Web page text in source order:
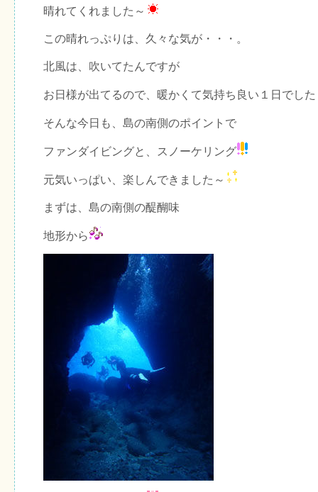
晴れてくれました～
この晴れっぷりは、久々な気が・・・。
北風は、吹いてたんですが
お日様が出てるので、暖かくて気持ち良い１日でした
そんな今日も、島の南側のポイントで
ファンダイビングと、スノーケリング
元気いっぱい、楽しんできました～
まずは、島の南側の醍醐味
地形から